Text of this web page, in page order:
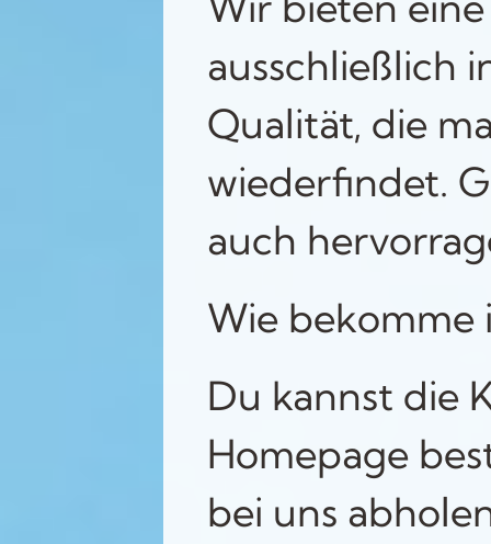
ausschließlich
Qualität, die
wiederfindet.
auch
Wie bekomme
Du kannst die
Homepage
bei uns